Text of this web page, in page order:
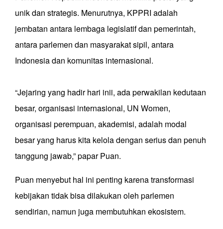
unik dan strategis. Menurutnya, KPPRI adalah
jembatan antara lembaga legislatif dan pemerintah,
antara parlemen dan masyarakat sipil, antara
Indonesia dan komunitas internasional.
“Jejaring yang hadir hari inii, ada perwakilan kedutaan
besar, organisasi internasional, UN Women,
organisasi perempuan, akademisi, adalah modal
besar yang harus kita kelola dengan serius dan penuh
tanggung jawab,” papar Puan.
Puan menyebut hal ini penting karena transformasi
kebijakan tidak bisa dilakukan oleh parlemen
sendirian, namun juga membutuhkan ekosistem.